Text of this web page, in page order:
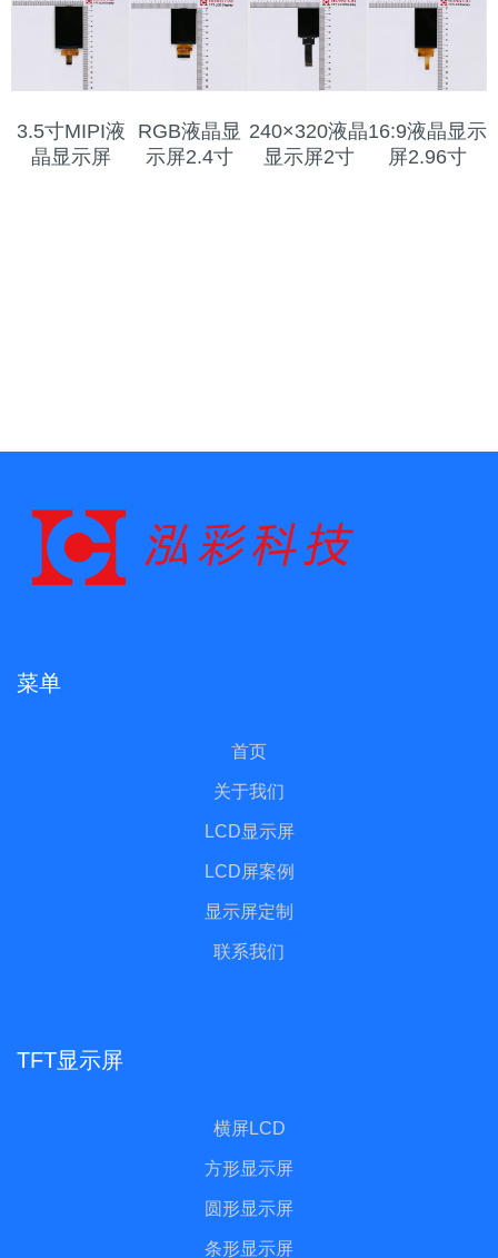
3.5寸MIPI液
晶显示屏
RGB液晶显
示屏2.4寸
240×320液晶
显示屏2寸
16:9液晶显示
屏2.96寸
菜单
首页
关于我们
LCD显示屏
LCD屏案例
显示屏定制
联系我们
TFT显示屏
横屏LCD
方形显示屏
圆形显示屏
条形显示屏